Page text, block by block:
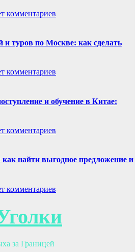
комментариев
и туров по Москве: как сделать
комментариев
и обучение в Китае:
комментариев
найти выгодное предложение и
комментариев
за Границей